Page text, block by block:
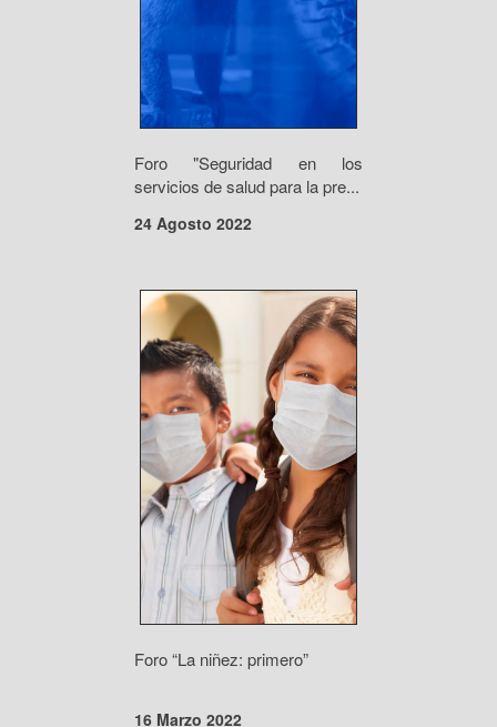
Foro "Seguridad en los
servicios de salud para la pre...
24 Agosto 2022
Foro “La niñez: primero”
16 Marzo 2022